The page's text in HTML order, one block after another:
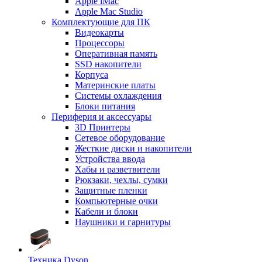
Apple Mac Studio
Комплектующие для ПК
Видеокарты
Процессоры
Оперативная память
SSD накопители
Корпуса
Материнские платы
Системы охлаждения
Блоки питания
Периферия и аксессуары
3D Принтеры
Сетевое оборудование
Жесткие диски и накопители
Устройства ввода
Хабы и разветвители
Рюкзаки, чехлы, сумки
Защитные пленки
Компьютерные очки
Кабели и блоки
Наушники и гарнитуры
Техника Dyson